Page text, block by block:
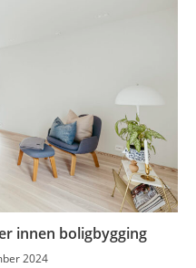
innen boligbygging
2024